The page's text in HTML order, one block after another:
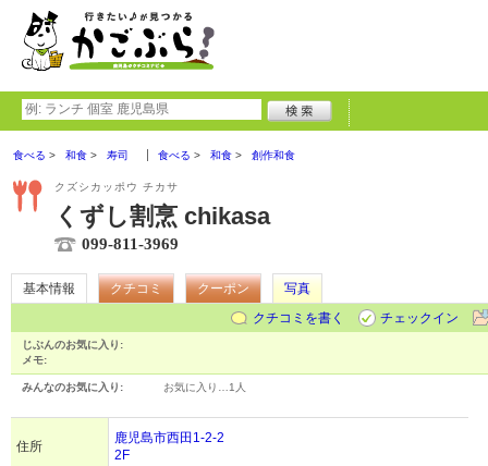
食べる 和食 寿司 食べる 和食 創作和食
クズシカッポウ チカサ
くずし割烹 chikasa
099-811-3969
基本情報 クチコミ クーポン
写真
クチコミを書く
チェックイン
じぶんのお気に入り:
メモ:
みんなのお気に入り: お気に入り… 1人
住所
鹿児島市西田1-2-2
2F